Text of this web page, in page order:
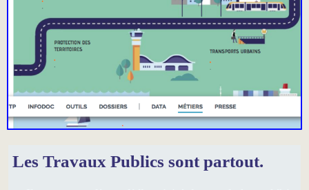
Les Travaux Publics sont partout.